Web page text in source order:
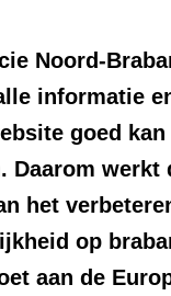
Noord-
informatie
goed kan
Daarom werkt
het
op
aan de